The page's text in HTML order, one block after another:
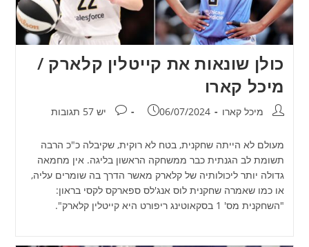
כולן שונאות את קייטלין קלארק /
מיכל קארו
מחבר:מיכל קארו פורסם:
06/07/2024 תגובות:
יש 57 תגובות
מעולם לא הייתה שחקנית, בטח לא רוקית, שקיבלה כ"כ הרבה
תשומת לב הגנתית כבר ממשחקה הראשון בליגה. אין מחמאה
גדולה יותר ליכולותיה של קלארק מאשר הדרך בה שומרים עליה,
או כמו שאמרה שחקנית לוס אנג'לס ספארקס לקסי בראון:
"השחקנית מס' 1 בסקאוטינג ריפורט היא קייטלין קלארק".